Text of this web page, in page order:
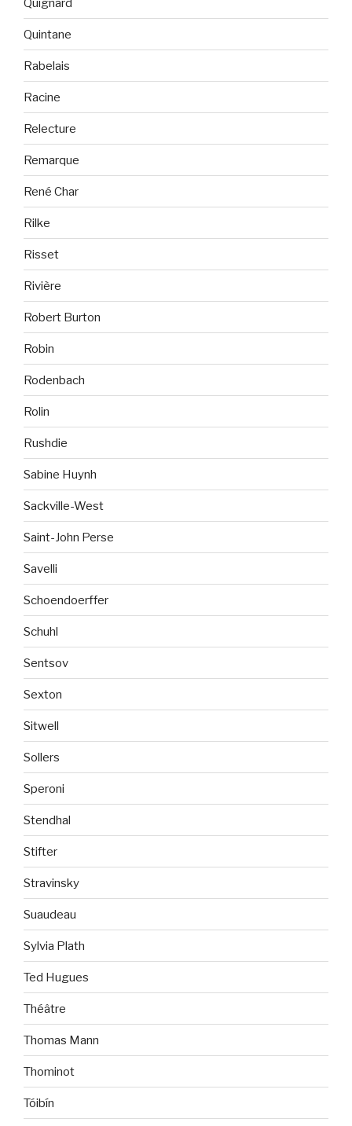
Quignard
Quintane
Rabelais
Racine
Relecture
Remarque
René Char
Rilke
Risset
Rivière
Robert Burton
Robin
Rodenbach
Rolin
Rushdie
Sabine Huynh
Sackville-West
Saint-John Perse
Savelli
Schoendoerffer
Schuhl
Sentsov
Sexton
Sitwell
Sollers
Speroni
Stendhal
Stifter
Stravinsky
Suaudeau
Sylvia Plath
Ted Hugues
Théâtre
Thomas Mann
Thominot
Tóibín